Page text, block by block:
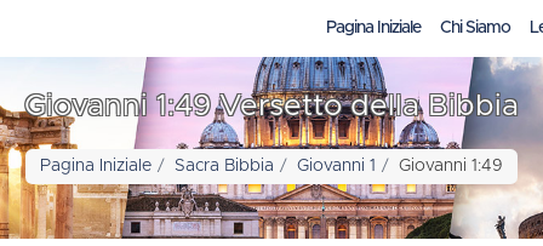
Pagina Iniziale Chi Siamo
Giovanni 1:49 Versetto della Bibbia
Pagina Iniziale Sacra Bibbia Giovanni 1 Giovanni 1:49